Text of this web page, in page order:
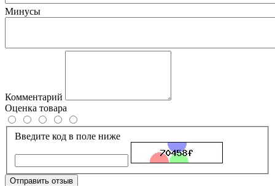
Минусы
Комментарий
Оценка товара
Введите код в поле ниже
Отправить отзыв